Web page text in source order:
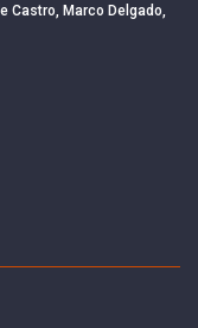
Castro, Marco Delgado,